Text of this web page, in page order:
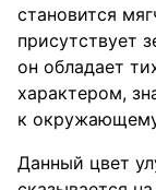
становится
присутствует
он обладает
характером,
к
Данный цвет